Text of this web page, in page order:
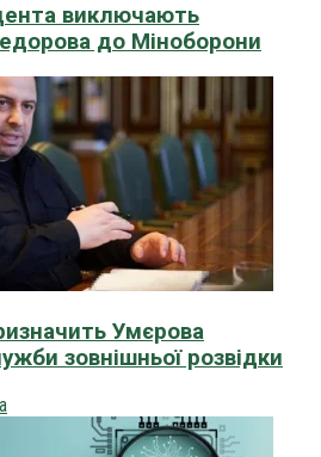
виключають
до Міноборони
Умєрова
зовнішньої розвідки